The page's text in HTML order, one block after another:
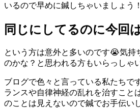
いるので早めに鍼しちゃいましょう
同じにしてるのに今回
という方は意外と多いのです😭気持
のかな？と思われる方もいらっしゃ
ブログで色々と言っている私たちで
ランスや自律神経の乱れを治すこと
のことは見えないので鍼でお手伝い